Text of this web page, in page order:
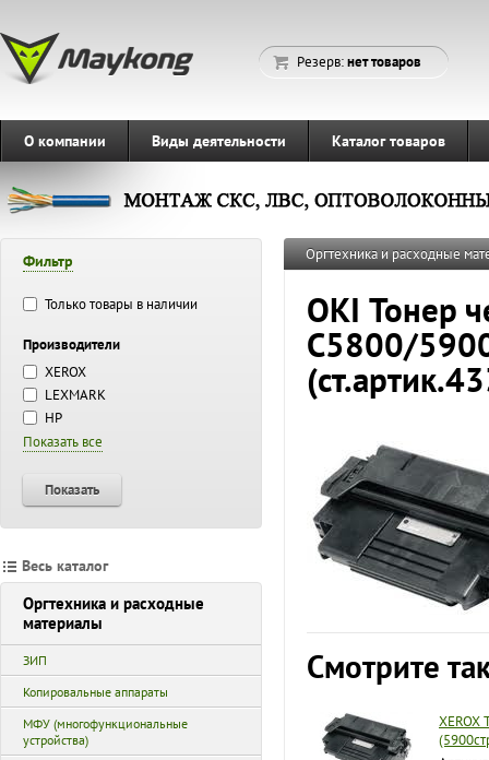
Резерв:нет товаров
О компании Виды деятельности Каталог товаров
Фильтр
Только товары в наличии
Производители
XEROX
LEXMARK
HP
Показать все
Показать
Весь каталог
Оргтехника и расходные
материалы
ЗИП
Копировальные аппараты
МФУ (многофункциональные
устройства)
Оргтехника и расходные
OKI Тонер
С5800/
Смотрите
XEROX